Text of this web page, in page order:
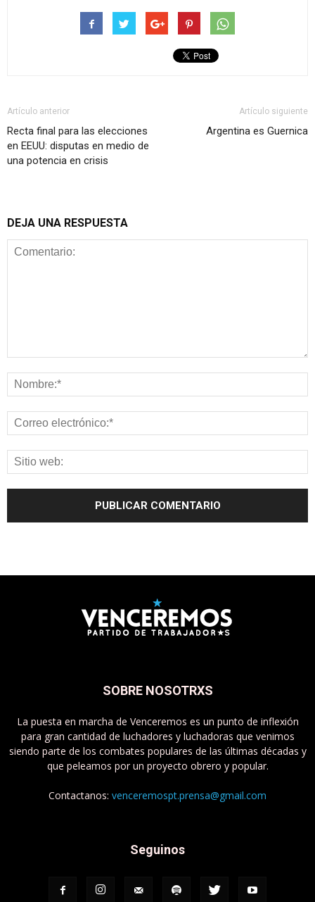
Artículo anterior
Recta final para las elecciones
en EEUU: disputas en medio de
una potencia en crisis
Artículo siguiente
Argentina es Guernica
DEJA UNA RESPUESTA
SOBRE NOSOTRXS
La puesta en marcha de Venceremos es un punto de inflexión
para gran cantidad de luchadores y luchadoras que venimos
siendo parte de los combates populares de las últimas décadas y
que peleamos por un proyecto obrero y popular.
Contactanos: venceremospt.prensa@gmail.com
Seguinos